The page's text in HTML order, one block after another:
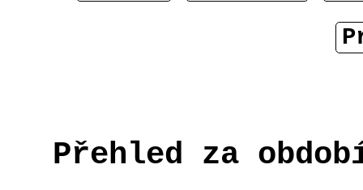
Přehled za